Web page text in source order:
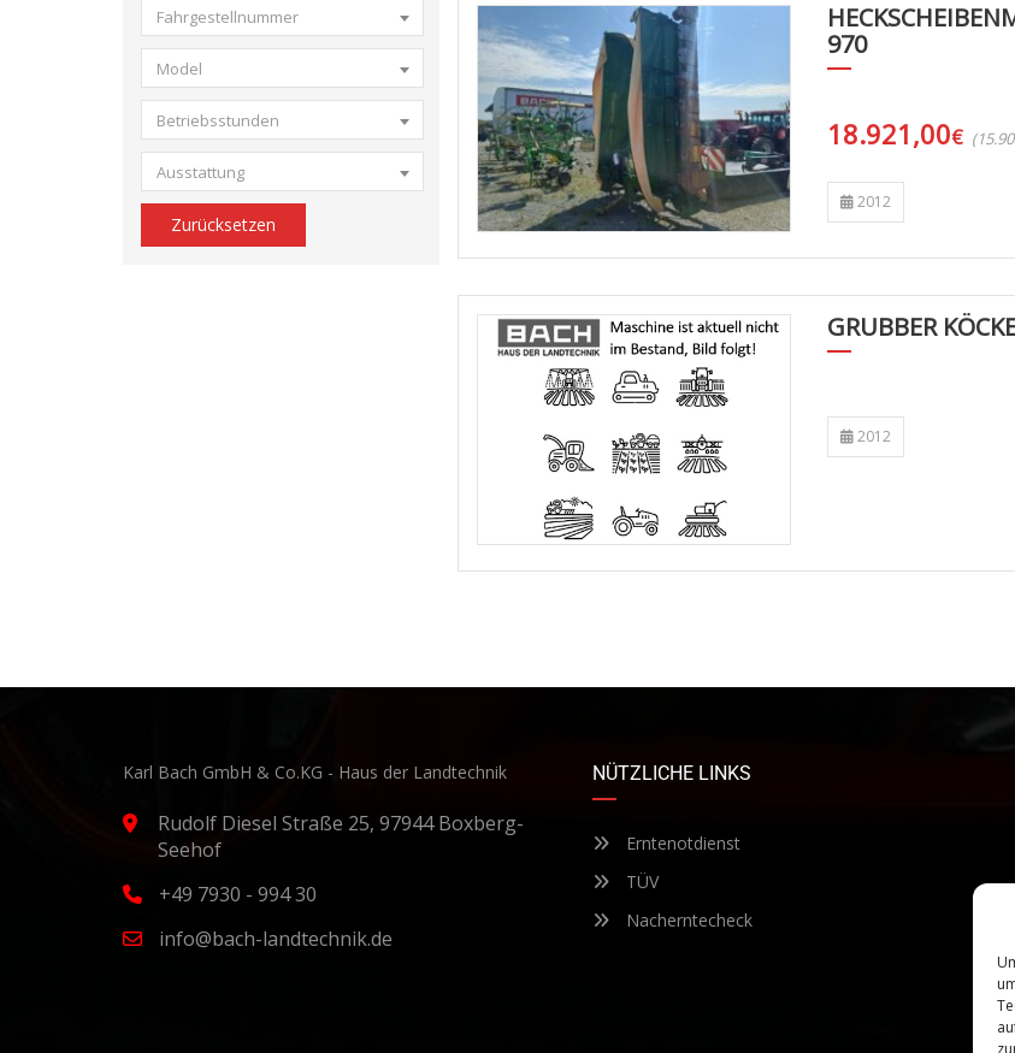
Fahrgestellnummer
Model
Betriebsstunden
Ausstattung
Zurücksetzen
970
18.921,00€
2012
GRUBBER
2012
Karl Bach GmbH & Co.KG - Haus der Landtechnik
Rudolf Diesel Straße 25, 97944 Boxberg-
Seehof
+49 7930 - 994 30
info@bach-landtechnik.de
NÜTZLICHE LINKS
Erntenotdienst
TÜV
Nacherntecheck